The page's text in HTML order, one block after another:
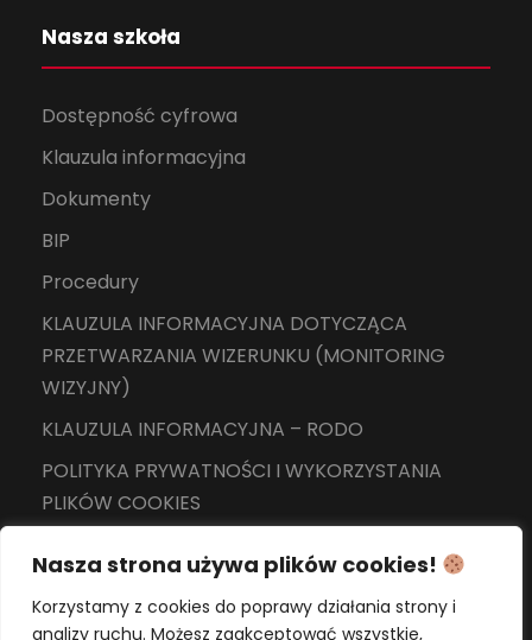
Nasza strona używa plików cookies!
Korzystamy z cookies do poprawy działania strony i
analizy ruchu. Możesz zaakceptować wszystkie,
Nasza szkoła
Dostępność cyfrowa
Klauzula informacyjna
Dokumenty
BIP
Procedury
KLAUZULA INFORMACYJNA DOTYCZĄCA
PRZETWARZANIA WIZERUNKU (MONITORING
WIZYJNY)
KLAUZULA INFORMACYJNA – RODO
POLITYKA PRYWATNOŚCI I WYKORZYSTANIA
PLIKÓW COOKIES